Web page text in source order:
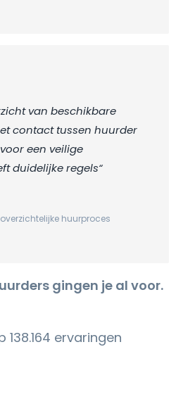
van beschikbare
contact tussen huurder
een veilige
duidelijke regels“
huurproces
gingen je al voor.
ervaringen